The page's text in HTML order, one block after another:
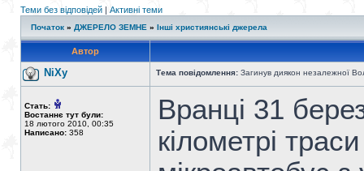
Теми без відповідей | Активні теми
Початок » ДЖЕРЕЛО ЗЕМНЕ » Інші християнські джерела
Автор
NiXy Тема повідомлення: Загинув диякон незалежної
Стать:
Востаннє тут були:
18 лютого 2010, 00:35
Написано: 358
Вранці 31
кілометрі